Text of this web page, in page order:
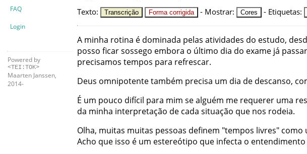
FAQ
Login
Powered by
<TEI:TOK>
Maarten Janssen,
2014-
Texto: Transcrição Forma corrigida - Mostrar: Cores - Etiquetas:
A minha rotina é dominada pelas atividades do estudo,
posso ficarsossego embora o último dia do exame já
precisamos tempos para refrescar.
Deus omnipotentetambém precisa um dia de descanso,
É um pouco difícil para mim sealguém me requerer uma
da minha interpretação de cada situação que nos rodeia.
Olha, muitas muitas pessoas definem "tempos livres" como
Acho que isso é um estereótipo que infecta o entendimento